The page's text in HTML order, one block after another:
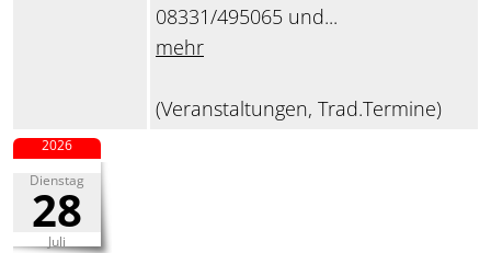
08331/495065 und...
mehr
(Veranstaltungen, Trad.Termine)
Dienstag
28
Juli
2026